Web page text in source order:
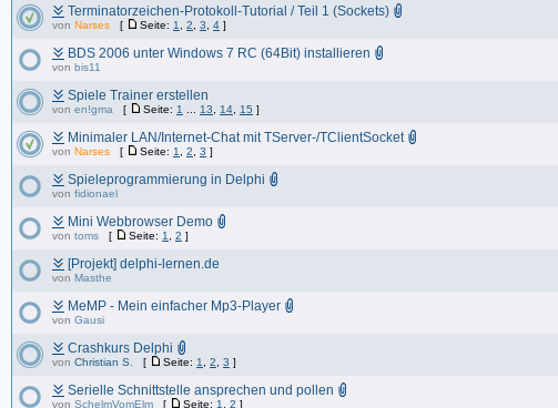
Terminatorzeichen-Protokoll-Tutorial / Teil 1 (Sockets)
von Narses [ Seite: 1 2 3 4 ]
BDS 2006 unter Windows 7 RC (64Bit) installieren
von bis11
Spiele Trainer erstellen
von en!gma [ Seite: 1 13 14 15 ]
Minimaler LAN/Internet-Chat mit TServer-/TClientSocket
von Narses [ Seite: 1 2 3 ]
Spieleprogrammierung in Delphi
von fidionael
Mini Webbrowser Demo
von toms [ Seite: 1 2 ]
[Projekt] delphi-lernen.de
von Masthe
MeMP - Mein einfacher Mp3-Player
von Gausi
Crashkurs Delphi
von Christian S. [ Seite: 1 2 3 ]
Serielle Schnittstelle ansprechen und pollen
von SchelmVomElm [ Seite: 1 2 ]